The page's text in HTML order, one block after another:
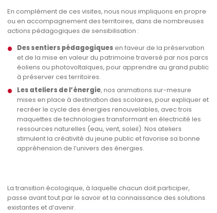
En complément de ces visites, nous nous impliquons en propre
ou en accompagnement des territoires, dans de nombreuses
actions pédagogiques de sensibilisation :
Des sentiers pédagogiques en faveur de la préservation
et de la mise en valeur du patrimoine traversé par nos parcs
éoliens ou photovoltaïques, pour apprendre au grand public
à préserver ces territoires.
Les ateliers de l’énergie, nos animations sur-mesure
mises en place à destination des scolaires, pour expliquer et
recréer le cycle des énergies renouvelables, avec trois
maquettes de technologies transformant en électricité les
ressources naturelles (eau, vent, soleil). Nos ateliers
stimulent la créativité du jeune public et favorise sa bonne
appréhension de l’univers des énergies.
La transition écologique, à laquelle chacun doit participer,
passe avant tout par le savoir et la connaissance des solutions
existantes et d’avenir.